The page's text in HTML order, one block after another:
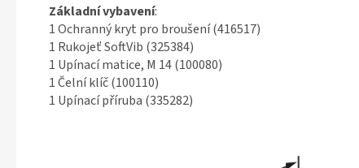
Základní vybavení:
1 Ochranný kryt pro broušení (416517)
1 Rukojeť SoftVib (325384)
1 Upínací matice, M 14 (100080)
1 Čelní klíč (100110)
1 Upínací příruba (335282)